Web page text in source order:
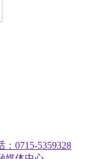
：0715-5359328